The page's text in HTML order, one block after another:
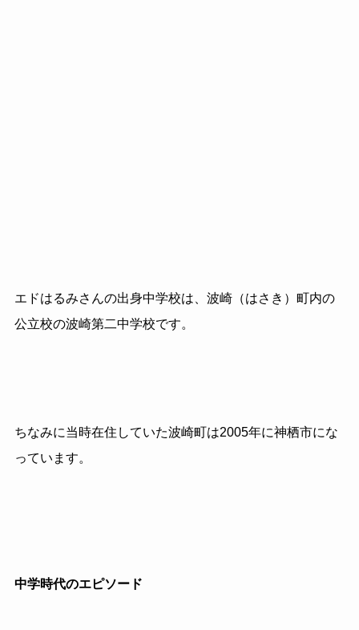
エドはるみさんの出身中学校は、波崎（はさき）町内の
公立校の波崎第二中学校です。
ちなみに当時在住していた波崎町は2005年に神栖市にな
っています。
中学時代のエピソード